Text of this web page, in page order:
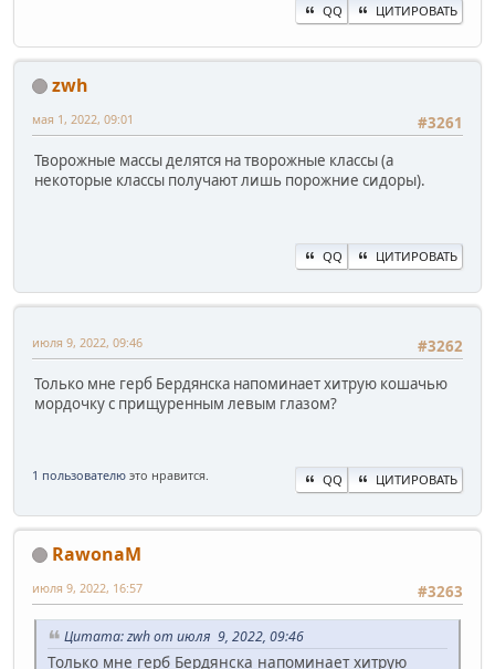
QQ ЦИТИРОВАТЬ
zwh
#3261
мая 1, 2022, 09:01
Творожные массы делятся на творожные классы (а
некоторые классы получают лишь порожние сидоры).
QQ ЦИТИРОВАТЬ
#3262
июля 9, 2022, 09:46
Только мне герб Бердянска напоминает хитрую кошачью
мордочку с прищуренным левым глазом?
1 пользователю это нравится. QQ ЦИТИРОВАТЬ
RawonaM
#3263
июля 9, 2022, 16:57
Цитата: zwh от июля 9, 2022, 09:46
Только мне герб Бердянска напоминает хитрую